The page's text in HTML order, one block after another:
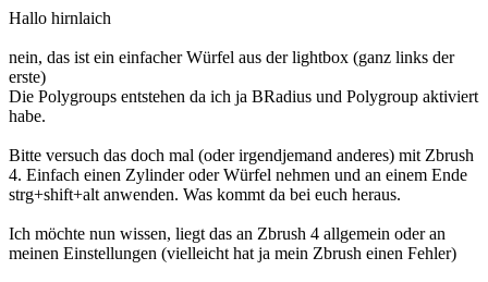
Hallo hirnlaich
nein, das ist ein einfacher Würfel aus der lightbox (ganz links der
erste)
Die Polygroups entstehen da ich ja BRadius und Polygroup aktiviert
habe.
Bitte versuch das doch mal (oder irgendjemand anderes) mit Zbrush
4. Einfach einen Zylinder oder Würfel nehmen und an einem Ende
strg+shift+alt anwenden. Was kommt da bei euch heraus.
Ich möchte nun wissen, liegt das an Zbrush 4 allgemein oder an
meinen Einstellungen (vielleicht hat ja mein Zbrush einen Fehler)